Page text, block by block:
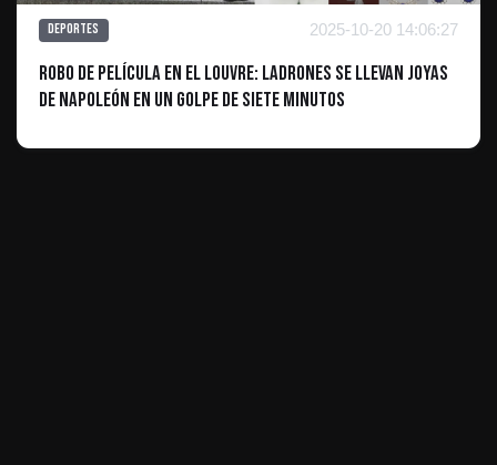
Deportes 2025-10-20 14:06:27
Robo de película en el Louvre: Ladrones se llevan joyas
de Napoleón en un golpe de siete minutos